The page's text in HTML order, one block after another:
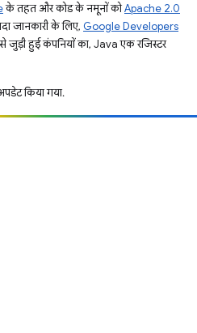
के तहत और कोड के नमूनों कोApache 2.0
जानकारी के लिए, Google Developers
हुई कंपनियों का, Java एक रजिस्टर
किया गया.